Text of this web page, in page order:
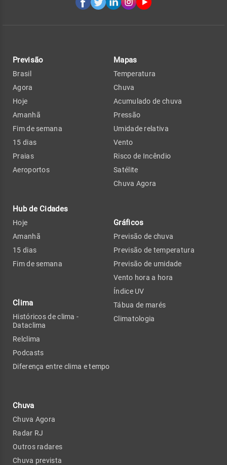
Previsão
Brasil
Agora
Hoje
Amanhã
Fim de semana
15 dias
Praias
Aeroportos
Hub de Cidades
Hoje
Amanhã
15 dias
Fim de semana
Clima
Históricos de clima -
Dataclima
Relclima
Podcasts
Diferença entre clima e tempo
Chuva
Chuva Agora
Radar RJ
Outros radares
Chuva prevista
Mapas
Temperatura
Chuva
Acumulado de chuva
Pressão
Umidade relativa
Vento
Risco de Incêndio
Satélite
Chuva Agora
Gráficos
Previsão de chuva
Previsão de temperatura
Previsão de umidade
Vento hora a hora
Índice UV
Tábua de marés
Climatologia